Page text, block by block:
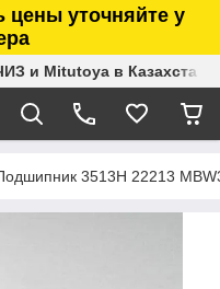
цены уточняйте у
и Mitutoya в Казахстане
3513Н 22213